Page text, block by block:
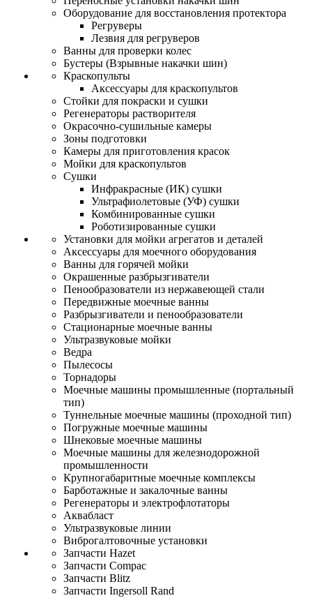
Оборудование для восстановления протектора
Регруверы
Лезвия для регруверов
Ванны для проверки колес
Бустеры (Взрывные накачки шин)
Краскопульты
Аксессуары для краскопультов
Стойки для покраски и сушки
Регенераторы растворителя
Окрасочно-сушильные камеры
Зоны подготовки
Камеры для приготовления красок
Мойки для краскопультов
Сушки
Инфракрасные (ИК) сушки
Ультрафиолетовые (УФ) сушки
Комбинированные сушки
Роботизированные сушки
Установки для мойки агрегатов и деталей
Аксессуары для моечного оборудования
Ванны для горячей мойки
Окрашенные разбрызгиватели
Пенообразователи из нержавеющей стали
Передвижные моечные ванны
Разбрызгиватели и пенообразователи
Стационарные моечные ванны
Ультразвуковые мойки
Ведра
Пылесосы
Торнадоры
Моечные машины промышленные (портальный
тип)
Туннельные моечные машины (проходной тип)
Погружные моечные машины
Шнековые моечные машины
Моечные машины для железнодорожной
промышленности
Крупногабаритные моечные комплексы
Барботажные и закалочные ванны
Регенераторы и электрофлотаторы
Аквабласт
Ультразвуковые линии
Виброгалтовочные установки
Запчасти Hazet
Запчасти Compac
Запчасти Blitz
Запчасти Ingersoll Rand